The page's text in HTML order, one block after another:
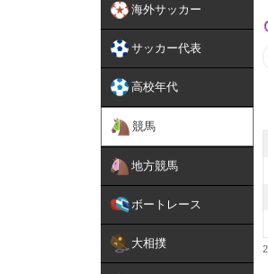
海外サッカー
サッカー代表
高校年代
競馬
地方競馬
ボートレース
大相撲